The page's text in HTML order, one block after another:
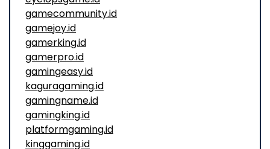
gamecommunity.id
gamejoy.id
gamerking.id
gamerpro.id
gamingeasy.id
kaguragaming.id
gamingname.id
gamingking.id
platformgaming.id
kinggaming.id